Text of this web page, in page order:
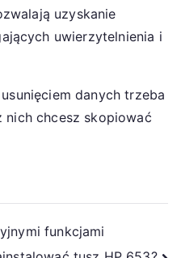
uzyskanie
uwierzytelnienia i
danych trzeba
nich chcesz skopiować
funkcjami